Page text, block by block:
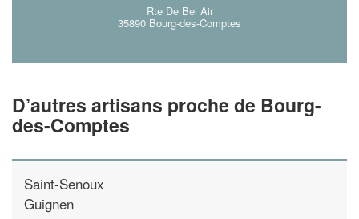
Rte De Bel Air
35890 Bourg-des-Comptes
D’autres artisans proche de Bourg-
des-Comptes
Saint-Senoux
Guignen